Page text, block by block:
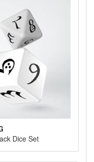
Dice Set